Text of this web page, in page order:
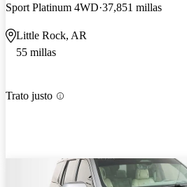
Sport Platinum 4WD 37,851 millas
Little Rock, AR
55 millas
Trato justo